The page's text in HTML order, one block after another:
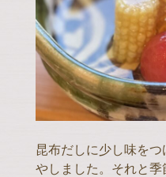
昆布だしに少し味を
やしました。それと